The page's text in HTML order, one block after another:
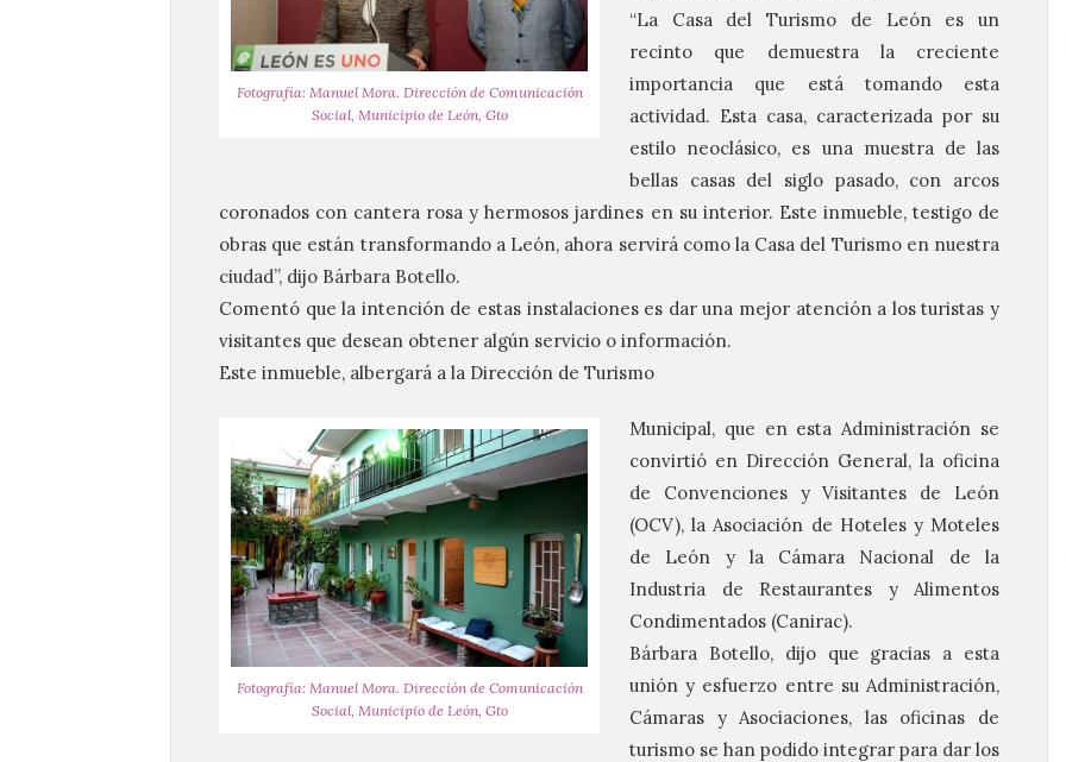
Fotografía: Manuel Mora. Dirección de Comunicación
Social, Municipio de León, Gto
“La Casa del Turismo de León es un
recinto que demuestra la creciente
importancia que está tomando esta
actividad. Esta casa, caracterizada por su
estilo neoclásico, es una muestra de las
bellas casas del siglo pasado, con arcos
coronados con cantera rosa y hermosos jardines en su interior. Este inmueble, testigo de
obras que están transformando a León, ahora servirá como la Casa del Turismo en nuestra
ciudad”, dijo Bárbara Botello.
Comentó que la intención de estas instalaciones es dar una mejor atención a los turistas y
visitantes que desean obtener algún servicio o información.
Este inmueble, albergará a la Dirección de Turismo
Fotografía: Manuel Mora. Dirección de Comunicación
Social, Municipio de León, Gto
Municipal, que en esta Administración se
convirtió en Dirección General, la oficina
de Convenciones y Visitantes de León
(OCV), la Asociación de Hoteles y Moteles
de León y la Cámara Nacional de la
Industria de Restaurantes y Alimentos
Condimentados (Canirac).
Bárbara Botello, dijo que gracias a esta
unión y esfuerzo entre su Administración,
Cámaras y Asociaciones, las oficinas de
turismo se han podido integrar para dar los